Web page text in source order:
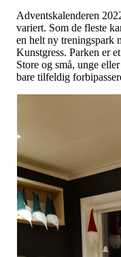
Adventskalenderen
variert. Som de fleste
en helt ny treningspark
Kunstgress. Parken er
Store og små, unge
bare tilfeldig